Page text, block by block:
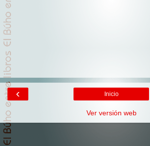
‹ Inicio
Ver versión web